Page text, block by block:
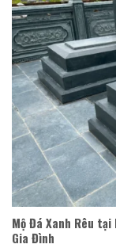
Mộ Đá Xanh Rêu tại
Gia Đình